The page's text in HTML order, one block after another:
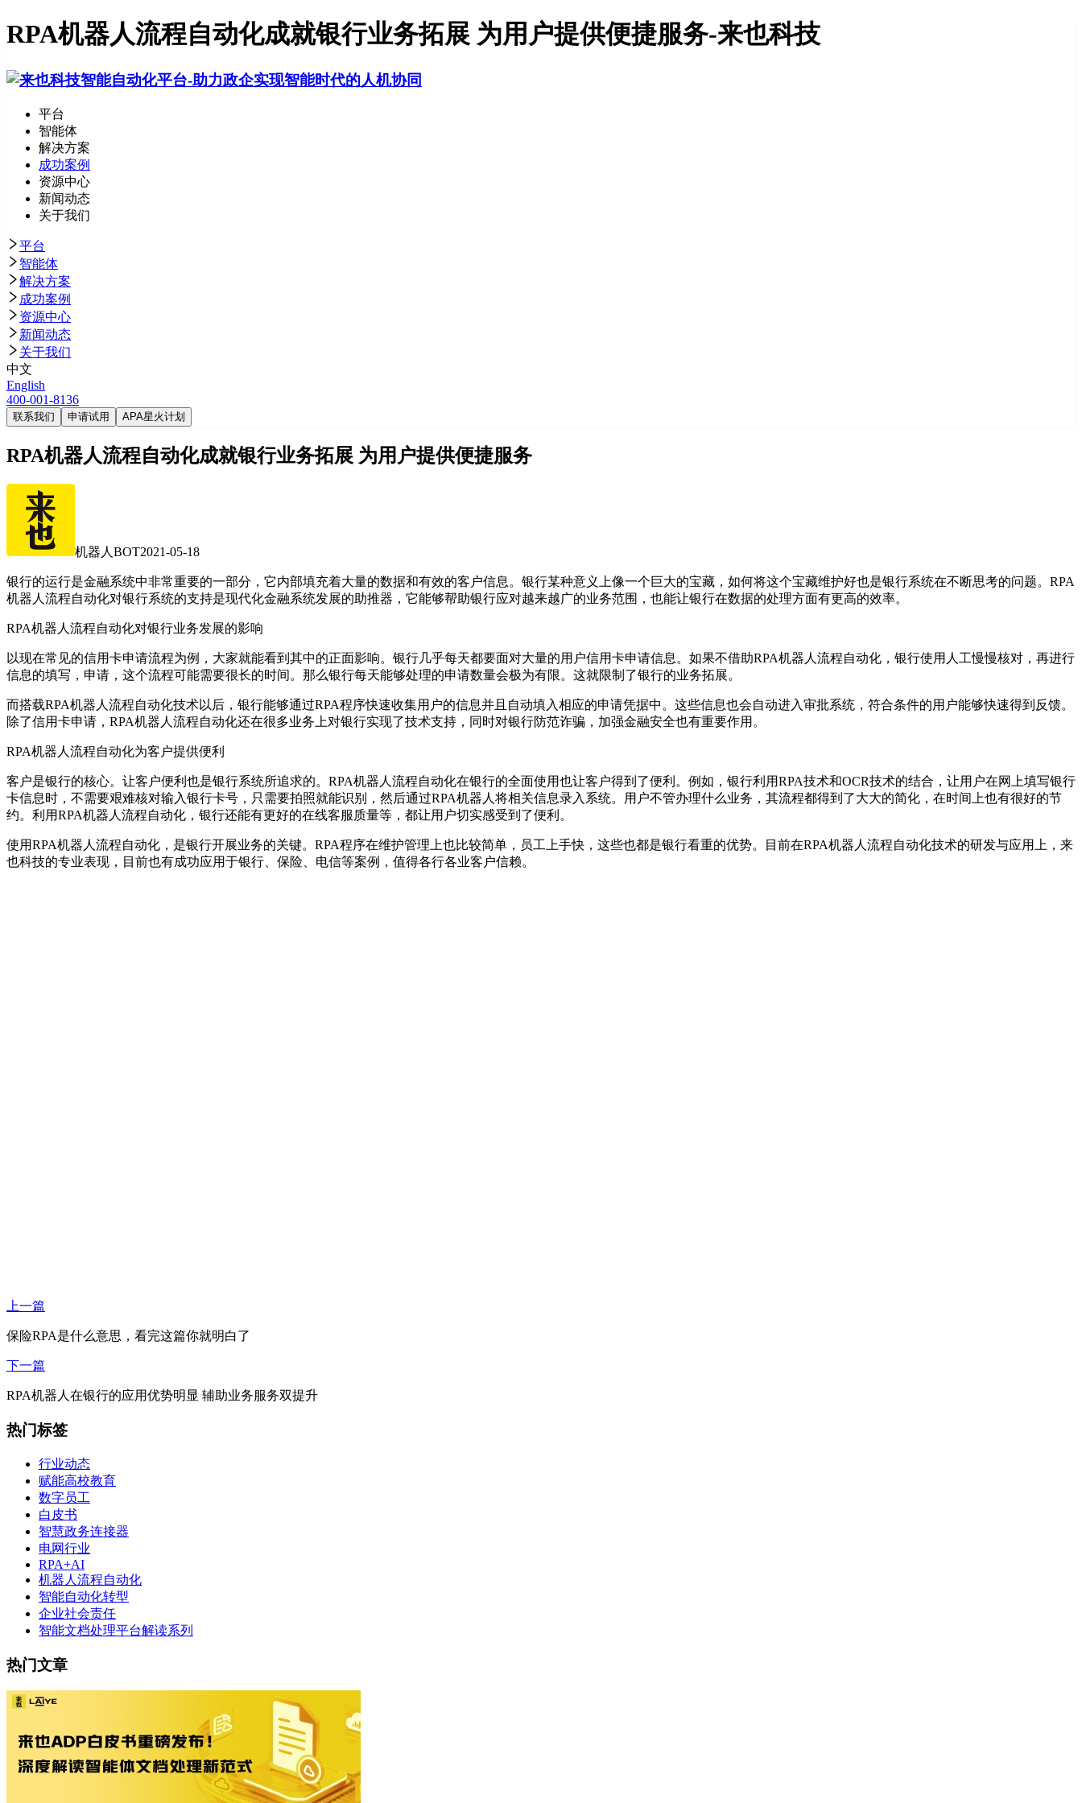
RPA机器人流程自动化成就银行业务拓展 为用户提供便捷服务-来也科技
平台
智能体
解决方案
成功案例
资源中心
新闻动态
关于我们
平台
智能体
解决方案
成功案例
资源中心
新闻动态
关于我们
中文
English
400-001-8136
联系我们 申请试用 APA星火计划
RPA机器人流程自动化成就银行业务拓展 为用户提供便捷服务
机器人BOT2021-05-18
银行的运行是金融系统中非常重要的一部分，它内部填充着大量的数据和有效的客户信息。银行某种意义上像一个巨大的宝藏，如何将这个宝藏维护好也是银行系统在不断思考的问题。RPA
机器人流程自动化对银行系统的支持是现代化金融系统发展的助推器，它能够帮助银行应对越来越广的业务范围，也能让银行在数据的处理方面有更高的效率。
RPA机器人流程自动化对银行业务发展的影响
以现在常见的信用卡申请流程为例，大家就能看到其中的正面影响。银行几乎每天都要面对大量的用户信用卡申请信息。如果不借助RPA机器人流程自动化，银行使用人工慢慢核对，再进行
信息的填写，申请，这个流程可能需要很长的时间。那么银行每天能够处理的申请数量会极为有限。这就限制了银行的业务拓展。
而搭载RPA机器人流程自动化技术以后，银行能够通过RPA程序快速收集用户的信息并且自动填入相应的申请凭据中。这些信息也会自动进入审批系统，符合条件的用户能够快速得到反馈。
除了信用卡申请，RPA机器人流程自动化还在很多业务上对银行实现了技术支持，同时对银行防范诈骗，加强金融安全也有重要作用。
RPA机器人流程自动化为客户提供便利
客户是银行的核心。让客户便利也是银行系统所追求的。RPA机器人流程自动化在银行的全面使用也让客户得到了便利。例如，银行利用RPA技术和OCR技术的结合，让用户在网上填写银行
卡信息时，不需要艰难核对输入银行卡号，只需要拍照就能识别，然后通过RPA机器人将相关信息录入系统。用户不管办理什么业务，其流程都得到了大大的简化，在时间上也有很好的节
约。利用RPA机器人流程自动化，银行还能有更好的在线客服质量等，都让用户切实感受到了便利。
使用RPA机器人流程自动化，是银行开展业务的关键。RPA程序在维护管理上也比较简单，员工上手快，这些也都是银行看重的优势。目前在RPA机器人流程自动化技术的研发与应用上，来
也科技的专业表现，目前也有成功应用于银行、保险、电信等案例，值得各行各业客户信赖。
上一篇
保险RPA是什么意思，看完这篇你就明白了
下一篇
RPA机器人在银行的应用优势明显 辅助业务服务双提升
热门标签
行业动态
赋能高校教育
数字员工
白皮书
智慧政务连接器
电网行业
RPA+AI
机器人流程自动化
智能自动化转型
企业社会责任
智能文档处理平台解读系列
热门文章